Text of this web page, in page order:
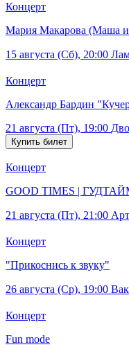
Концерт
Мария Макарова (Маша
15 августа (Сб), 20:00
Концерт
Александр Бардин
21 августа (Пт), 19:00
Концерт
GOOD TIMES |
21 августа (Пт), 21:00
Концерт
"Прикоснись к звуку"
26 августа (Ср), 19:00
Концерт
Fun mode